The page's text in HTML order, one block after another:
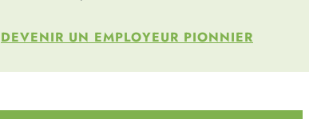
DEVENIR UN EMPLOYEUR PIONNIER